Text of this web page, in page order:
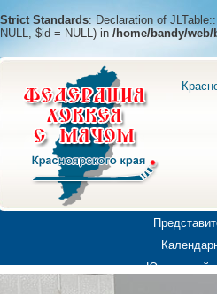
Strict Standards: Declaration of
NULL, $id = NULL) in /home/bandy/
Юношеский